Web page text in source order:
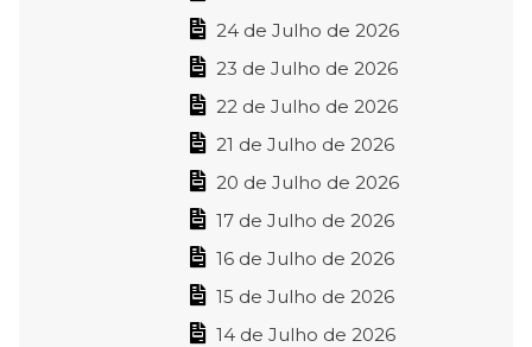
24 de Julho de 2026
23 de Julho de 2026
22 de Julho de 2026
21 de Julho de 2026
20 de Julho de 2026
17 de Julho de 2026
16 de Julho de 2026
15 de Julho de 2026
14 de Julho de 2026